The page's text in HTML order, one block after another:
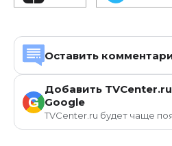
Оставить
G
Добавить
Google
TVCenter.ru будет чаще